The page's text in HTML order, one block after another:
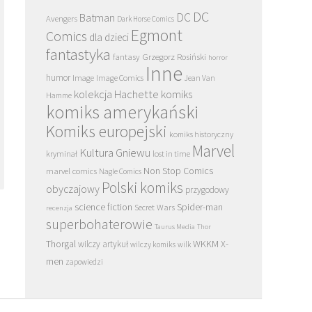
Avengers Batman Dark Horse Comics DC DC
Comics dla dzieci Egmont
fantastyka fantasy Grzegorz Rosiński horror
humor Image Image Comics Inne Jean Van
Hamme kolekcja Hachette komiks
komiks amerykański
Komiks europejski komiks historyczny
kryminał Kultura Gniewu lost in time Marvel
marvel comics Nagle Comics Non Stop Comics
obyczajowy Polski komiks przygodowy
recenzja science fiction Secret Wars Spider-man
superbohaterowie Taurus Media Thor
Thorgalwilczy artykuł wilczy komiks wilk WKKM X-
men zapowiedzi